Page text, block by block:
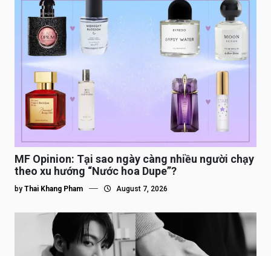
MF Opinion: Tại sao ngày càng nhiều người chạy
theo xu hướng “Nước hoa Dupe”?
by Thai Khang Pham August 7, 2026